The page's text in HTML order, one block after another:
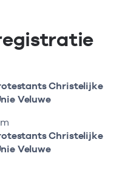
Christelijke
Veluwe
Christelijke
Veluwe